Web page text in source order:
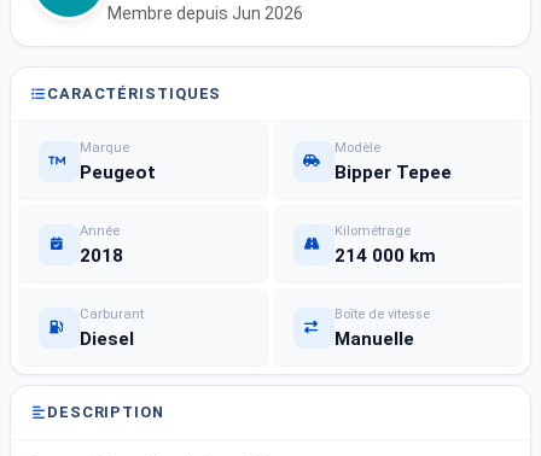
Membre depuis Jun 2026
CARACTÉRISTIQUES
Marque
Peugeot
Modèle
Bipper Tepee
Année
2018
Kilométrage
214 000 km
Carburant
Diesel
Boîte de vitesse
Manuelle
DESCRIPTION